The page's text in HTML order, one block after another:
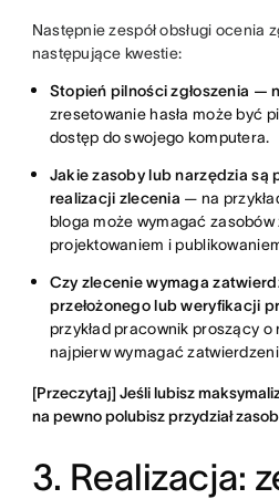
Następnie zespół obsługi ocenia
następujące kwestie:
Stopień pilności zgłoszenia —
zresetowanie hasła może być
dostęp do swojego komputera.
Jakie zasoby lub narzędzia są
realizacji zlecenia — na
bloga może wymagać
projektowaniem i
Czy zlecenie wymaga
przełożonego lub weryfikacji
przykład pracownik proszący
najpierw wymagać
[Przeczytaj] Jeśli lubisz
na pewno polubisz przydział
3. Realizacja: